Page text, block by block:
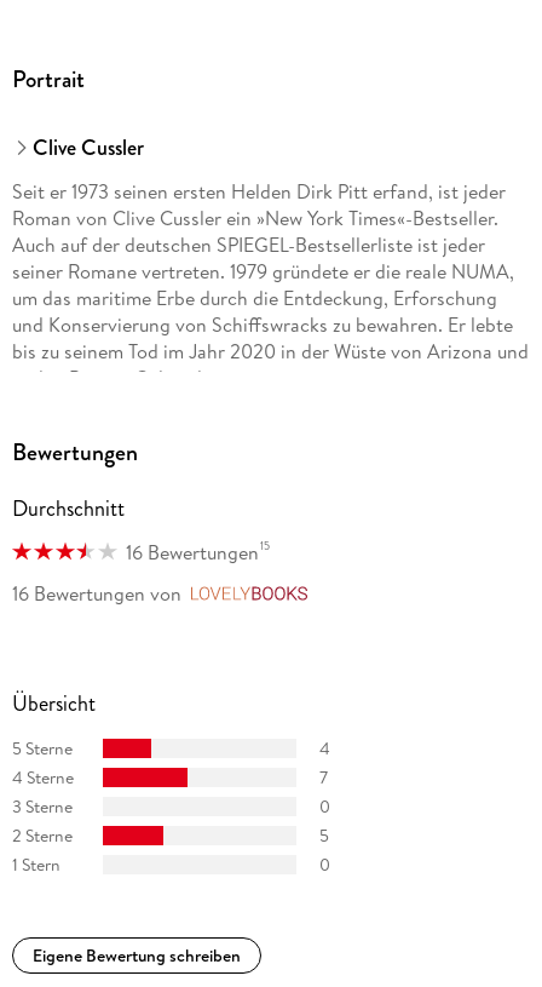
Portrait
Clive Cussler
Seit er 1973 seinen ersten Helden Dirk Pitt erfand, ist jeder
Roman von Clive Cussler ein »New York Times«-Bestseller.
Auch auf der deutschen SPIEGEL-Bestsellerliste ist jeder
seiner Romane vertreten. 1979 gründete er die reale NUMA,
um das maritime Erbe durch die Entdeckung, Erforschung
und Konservierung von Schiffswracks zu bewahren. Er lebte
bis zu seinem Tod im Jahr 2020 in der Wüste von Arizona und
in den Bergen Colorados.
den unterschiedlichsten Jobs, u. a. als Fischer,
»Abrechnung in Las Vegas« wurde mit dem renommierten
Edgar-Allan-Poe-Award ausgezeichnet. Thomas Perry lebt
mit seiner Familie in Südkalifornien.
Bewertungen
Durchschnitt
16 Bewertungen15
16 Bewertungen von
Übersicht
5 Sterne
4
4 Sterne
7
3 Sterne
0
2 Sterne
5
1 Stern
0
Eigene Bewertung schreiben